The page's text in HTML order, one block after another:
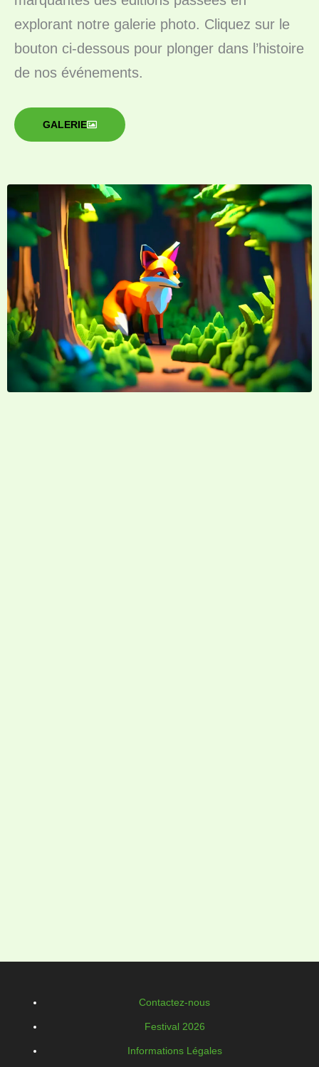
explorant notre galerie photo. Cliquez sur le
bouton ci-dessous pour plonger dans l’histoire
de nos événements.
GALERIE
Contactez-nous
Festival 2026
Informations Légales